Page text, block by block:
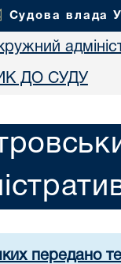
Судова влада
ДО СУДУ
передано